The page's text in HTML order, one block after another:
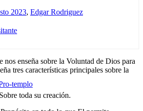
templo
2023, Edgar Rodriguez
nos enseña sobre la Voluntad de Dios para
tres características principales sobre la
toda su creación.